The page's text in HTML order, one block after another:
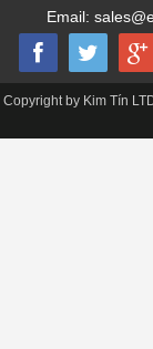
Email:
Copyright by Kim Tín